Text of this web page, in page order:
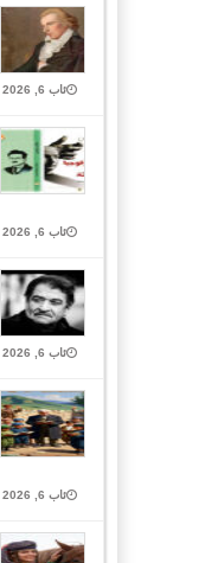
ئاب 6, 2026
ئاب 6, 2026
ئاب 6, 2026
ئاب 6, 2026